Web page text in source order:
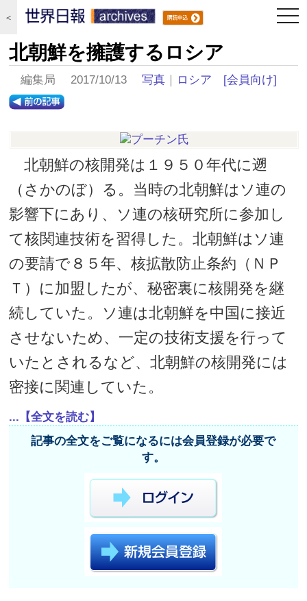
＜
北朝鮮を擁護するロシア
編集局 2017/10/13写真 ｜ ロシア [会員向け]
北朝鮮の核開発は１９５０年代に遡
（さかのぼ）る。当時の北朝鮮はソ連の
影響下にあり、ソ連の核研究所に参加し
て核関連技術を習得した。北朝鮮はソ連
の要請で８５年、核拡散防止条約（ＮＰ
Ｔ）に加盟したが、秘密裏に核開発を継
続していた。ソ連は北朝鮮を中国に接近
させないため、一定の技術支援を行って
いたとされるなど、北朝鮮の核開発には
密接に関連していた。
...【全文を読む】
記事の全文をご覧になるには会員登録が必要で
す。